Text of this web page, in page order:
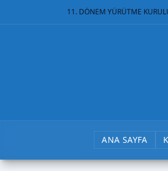
11. DÖNEM YÜRÜTME
ANA SAYFA